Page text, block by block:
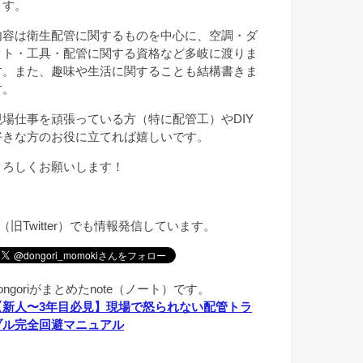
。
容は衛生配管に関するものを中心に、空調・ダ
ト・工具・配管に関する資格など多岐に渡りま
。また、趣味や生活に関することも結構書きま
場仕事を頑張っている方（特に配管工）やDIY
な方のお役に立てれば嬉しいです。
しくお願いします！
旧Twitter）でも情報発信しています。
がまとめたnote（ノート）です。
新人〜3年目必見】現場で怒られない配管トラ
ル完全回避マニュアル